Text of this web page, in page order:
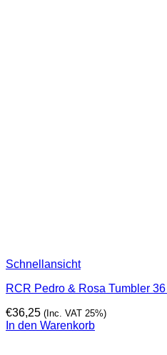
Schnellansicht
RCR Pedro & Rosa Tumbler
€36,25 (Inc. VAT 25%)
In den Warenkorb